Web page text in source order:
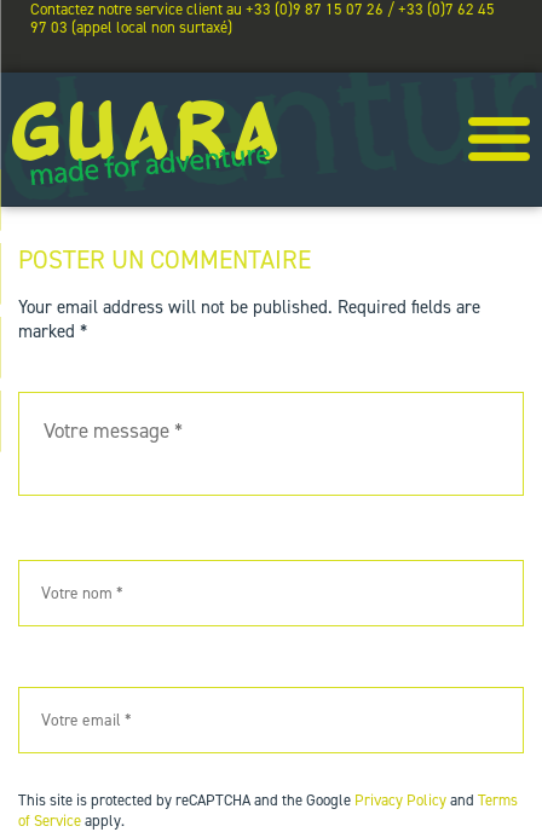
Contactez notre service client au +33 (0)9 87 15 07 26 / +33 (0)7 62 45
97 03 (appel local non surtaxé)
POSTER UN COMMENTAIRE
Your email address will not be published. Required fields are
marked *
This site is protected by reCAPTCHA and the Google Privacy Policyand Terms
of Serviceapply.